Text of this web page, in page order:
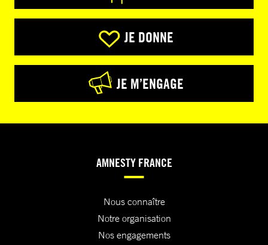
JE DONNE
JE M’ENGAGE
AMNESTY FRANCE
Nous connaître
Notre organisation
Nos engagements